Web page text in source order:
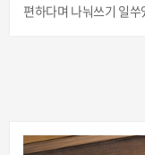
편하다며 나눠쓰기 일
8개월 전에 티켓팅을
도 했지요. 게다가 태풍